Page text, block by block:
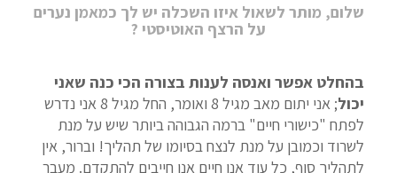
שלום, מותר לשאול איזו השכלה יש לך כמאמן נערים
על הרצף האוטיסטי ?
בהחלט אפשר ואנסה לענות בצורה הכי כנה שאני
יכול
; אני יתום מאב מגיל 8 ואומר, החל מגיל 8 אני נדרש
לפתח "כישורי חיים" ברמה הגבוהה ביותר שיש על מנת
לשרוד וכמובן על מנת לנצח בסיומו של תהליך! וברור, אין
לתהליך סוף, כל עוד אנו חיים אנו חייבים להתקדם. מעבר